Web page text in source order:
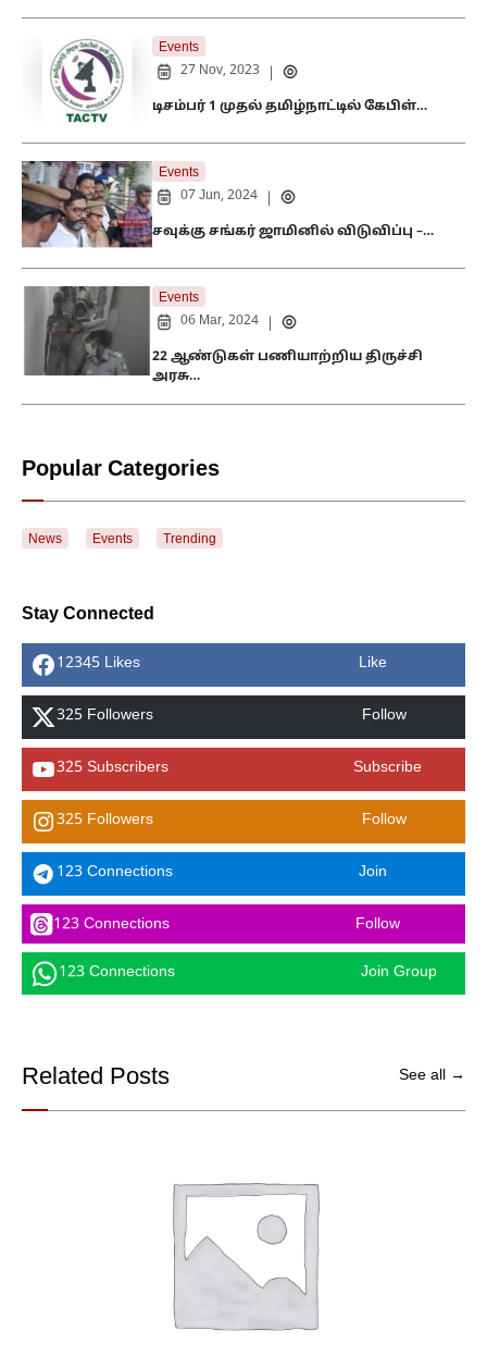
Events
27 Nov, 2023
டிசம்பர் 1 முதல் தமிழ்நாட்டில் கேபிள்…
Events
07 Jun, 2024
சவுக்கு சங்கர் ஜாமினில் விடுவிப்பு –…
Events
06 Mar, 2024
22 ஆண்டுகள் பணியாற்றிய திருச்சி
அரசு…
Popular Categories
News Events Trending
Stay Connected
12345 Likes Like
325 Followers Follow
325 Subscribers Subscribe
325 Followers Follow
123 Connections Join
123 Connections Follow
123 Connections Join Group
Related Posts See all →